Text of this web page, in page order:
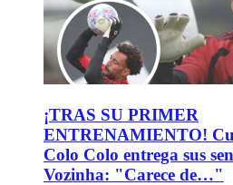
¡TRAS SU PRIMER
ENTRENAMIENTO!
Colo Colo entrega sus
Vozinha: "Carece de…"